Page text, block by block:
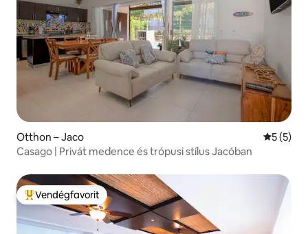
Otthon – Jaco Átlagos
5 (5)
Casago | Privát medence és trópusi stílus Jacóban
Kiemelt vendégfavorit
Vendégfavorit